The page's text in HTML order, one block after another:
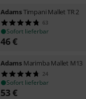
AdamsTimpani Mallet TR 2
63
Sofort lieferbar
46€
Adams Marimba Mallet M13
24
Sofort lieferbar
53€